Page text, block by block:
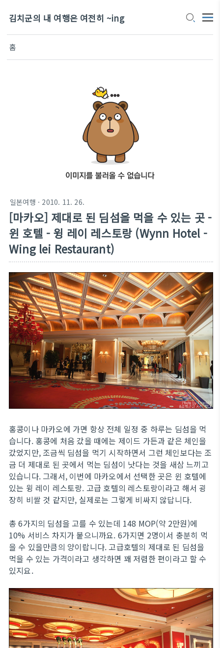
김치군의 내 여행은 여전히 ~ing
홈
일본여행 · 2010. 11. 26.
[마카오] 제대로 된 딤섬을 먹을 수 있는 곳 -
윈 호텔 - 윙 레이 레스토랑 (Wynn Hotel -
Wing lei Restaurant)
홍콩이나 마카오에 가면 항상 전체 일정 중 하루는 딤섬을 먹
습니다. 홍콩에 처음 갔을 때에는 제이드 가든과 같은 체인을
갔었지만, 조금씩 딤섬을 먹기 시작하면서 그런 체인보다는 조
금 더 제대로 된 곳에서 먹는 딤섬이 낫다는 것을 새삼 느끼고
있습니다. 그래서, 이번에 마카오에서 선택한 곳은 윈 호텔에
있는 윙 레이 레스토랑. 고급 호텔의 레스토랑이라고 해서 굉
장히 비쌀 것 같지만, 실제로는 그렇게 비싸지 않답니다.
총 6가지의 딤섬을 고를 수 있는데 148 MOP(약 2만원)에
10% 서비스 차지가 붙으니까요. 6가지면 2명이서 충분히 먹
을 수 있을만큼의 양이랍니다. 고급호텔의 제대로 된 딤섬을
먹을 수 있는 가격이라고 생각하면 꽤 저렴한 편이라고 할 수
있지요.